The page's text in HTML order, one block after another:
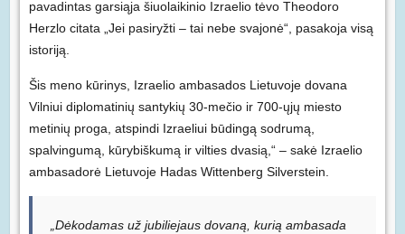
pavadintas garsiąja šiuolaikinio Izraelio tėvo Theodoro
Herzlo citata „Jei pasiryžti – tai nebe svajonė“, pasakoja visą
istoriją.
Šis meno kūrinys, Izraelio ambasados Lietuvoje dovana
Vilniui diplomatinių santykių 30-mečio ir 700-ųjų miesto
metinių proga, atspindi Izraeliui būdingą sodrumą,
spalvingumą, kūrybiškumą ir vilties dvasią,“ – sakė Izraelio
ambasadorė Lietuvoje Hadas Wittenberg Silverstein.
„Dėkodamas už jubiliejaus dovaną, kurią ambasada